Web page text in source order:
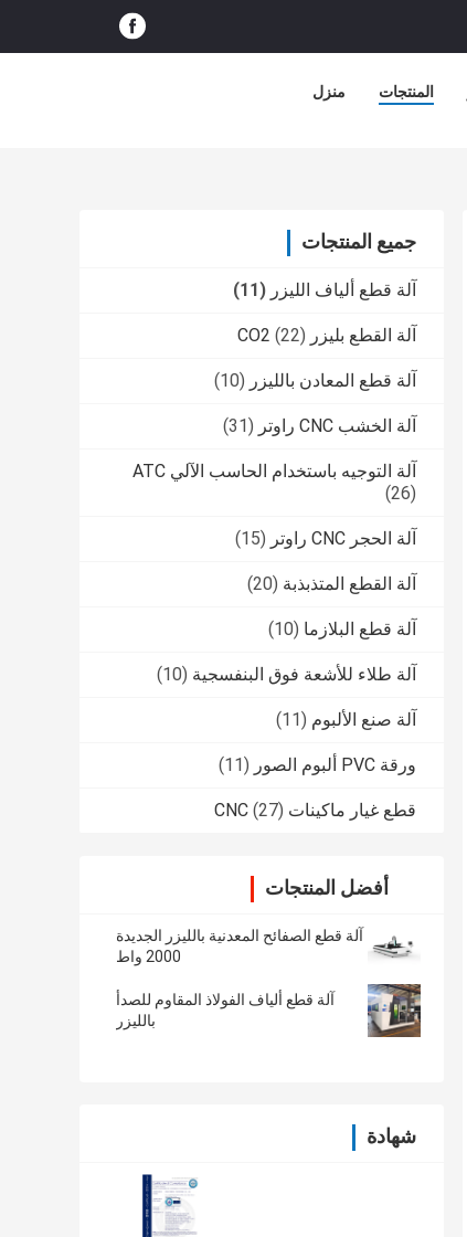
منزل المنتجات
جميع المنتجات
آلة قطع ألياف الليزر (11)
آلة القطع بليزر CO2 (22)
آلة قطع المعادن بالليزر (10)
آلة الخشب CNC راوتر (31)
آلة التوجيه باستخدام الحاسب الآلي ATC
(26)
آلة الحجر CNC راوتر (15)
آلة القطع المتذبذبة (20)
آلة قطع البلازما (10)
آلة طلاء للأشعة فوق البنفسجية (10)
آلة صنع الألبوم (11)
ورقة PVC ألبوم الصور (11)
قطع غيار ماكينات CNC (27)
أفضل المنتجات
آلة قطع الصفائح المعدنية بالليزر الجديدة
2000 واط
آلة قطع ألياف الفولاذ المقاوم للصدأ
بالليزر
شهادة